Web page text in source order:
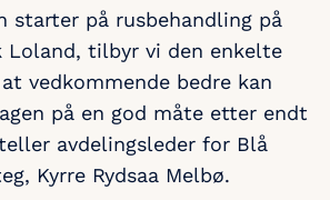
starter på rusbehandling på
Loland, tilbyr vi den enkelte
vedkommende bedre kan
på en god måte etter endt
avdelingsleder for Blå
Kyrre Rydsaa Melbø.